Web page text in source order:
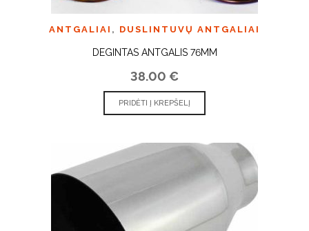
ANTGALIAI , DUSLINTUVŲ ANTGALIAI
DEGINTAS ANTGALIS 76MM
38.00 €
PRIDĖTI Į KREPŠELĮ